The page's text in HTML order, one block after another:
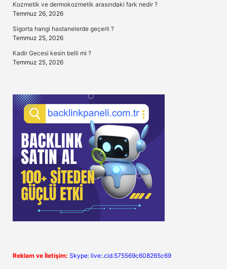
Kozmetik ve dermokozmetik arasındaki fark nedir ?
Temmuz 26, 2026
Sigorta hangi hastanelerde geçerli ?
Temmuz 25, 2026
Kadir Gecesi kesin belli mi ?
Temmuz 25, 2026
Reklam ve İletişim: Skype: live:.cid.575569c608265c69